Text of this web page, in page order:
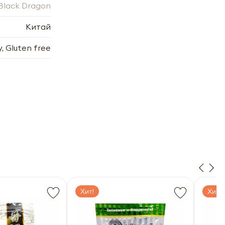
Dragon
Китай
Gluten free
Хит! Хит!